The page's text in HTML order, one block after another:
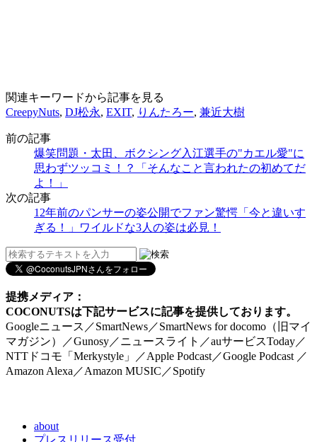
関連キーワードから記事を見る
CreepyNuts, DJ松永, EXIT, りんたろー, 兼近大樹
前の記事
爆笑問題・太田、ボクシング入江選手の"カエル愛"に
思わずツッコミ！？「そんなこと言われたの初めてだ
よ！」
次の記事
12年前のパンサーの姿公開でファン驚愕「今と違いす
ぎる！」ワイルドな3人の姿は必見！
提携メディア：
COCONUTSは下記サービスに記事を提供しております。
Googleニュース／SmartNews／SmartNews for docomo（旧マイ
マガジン）／Gunosy／ニュースライト／auサービスToday／
NTTドコモ「Merkystyle」／Apple Podcast／Google Podcast ／
Amazon Alexa／Amazon MUSIC／Spotify
about